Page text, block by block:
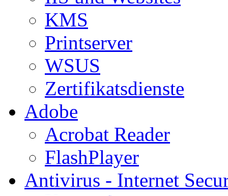
KMS
Printserver
WSUS
Zertifikatsdienste
Adobe
Acrobat Reader
FlashPlayer
Antivirus - Internet